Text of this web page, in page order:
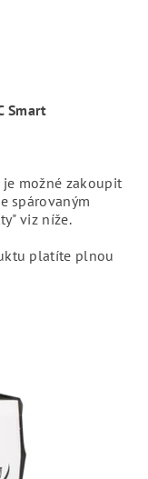
Smart
možné zakoupit
spárovaným
viz níže.
platíte plnou